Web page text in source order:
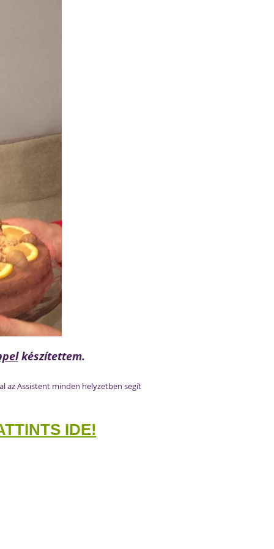
készítettem.
az Assistent minden helyzetben segít
IDE!